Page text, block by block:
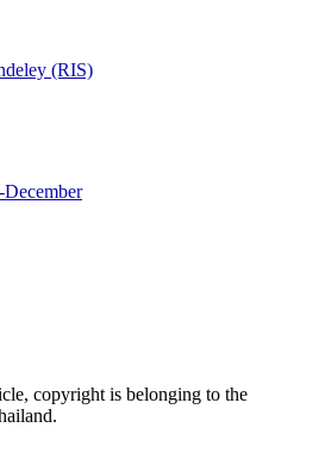
(RIS)
copyright is belonging to the